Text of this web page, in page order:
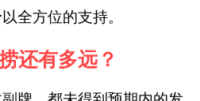
全方位的支持。
还有多远？‍